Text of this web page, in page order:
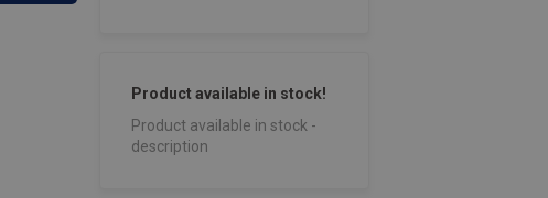
Product available in stock!
Product available in stock -
description